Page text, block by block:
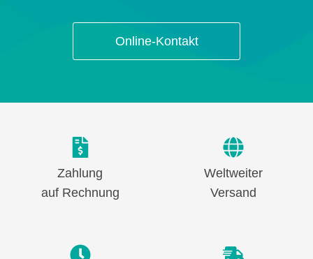
Online-Kontakt
Zahlung
auf Rechnung
Weltweiter
Versand